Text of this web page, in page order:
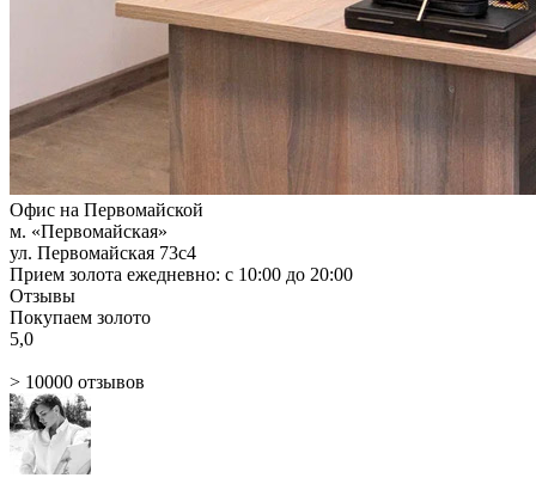
Офис на Первомайской
м. «Первомайская»
ул. Первомайская 73с4
Прием золота ежедневно: с 10:00 до 20:00
Отзывы
Покупаем золото
5,0
> 10000 отзывов